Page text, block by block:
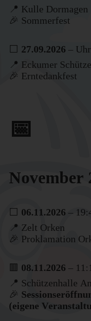
📍 Kulle Dormagen
🎉 Sommerfest
⬜ 27.09.2026 –
📍 Eckumer
🎉 Erntedankfest
📅
November
⬜ 06.11.2026 –
📍 Zelt Orken
🎉 Proklamation
🟥 08.11.2026 –
📍 Schützenhalle
🎉
(eigene